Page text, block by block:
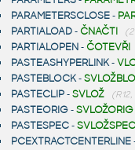
PARAMETERSCLOSE-
PARTIALOAD-ČNAČTI
PARTIALOPEN-ČOTEVŘI
PASTEASHYPERLINK-
PASTEBLOCK-
PASTECLIP-SVLOŽ
PASTEORIG-SVLOŽORIG
PASTESPEC-SVLOŽSPEC
PCEXTRACTCENTERLINE